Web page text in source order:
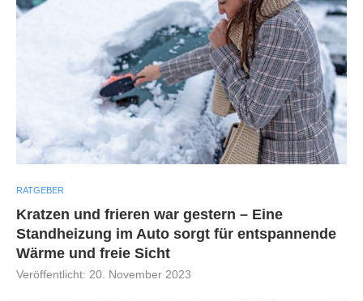
RATGEBER
Kratzen und frieren war gestern – Eine
Standheizung im Auto sorgt für entspannende
Wärme und freie Sicht
Veröffentlicht: 20. November 2023